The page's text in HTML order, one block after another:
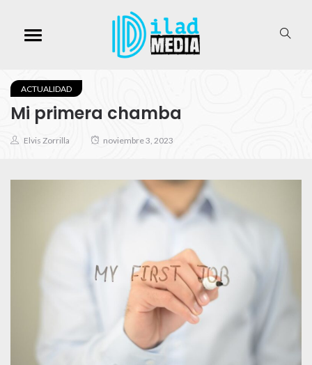
ACTUALIDAD
Mi primera chamba
Elvis Zorrilla noviembre 3, 2023